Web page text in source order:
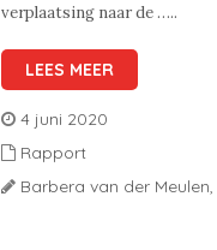
verplaatsing naar de …..
LEES MEER
4 juni 2020
Rapport
Barbera van der Meulen,